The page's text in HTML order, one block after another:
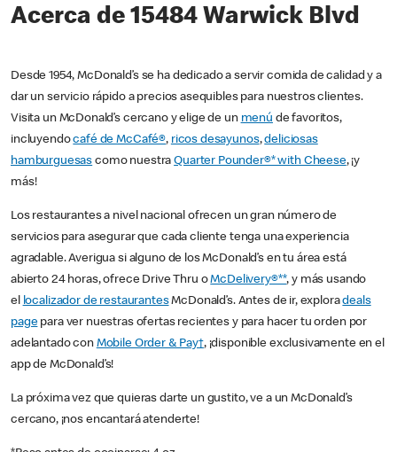
Acerca de 15484 Warwick Blvd
Desde 1954, McDonald’s se ha dedicado a servir comida de calidad y a
dar un servicio rápido a precios asequibles para nuestros clientes.
Visita un McDonald’s cercano y elige de un menú de favoritos,
incluyendocafé de McCafé®, ricos desayunos,deliciosas
hamburguesas como nuestraQuarter Pounder®* with Cheese, ¡y
más!
Los restaurantes a nivel nacional ofrecen un gran número de
servicios para asegurar que cada cliente tenga una experiencia
agradable. Averigua si alguno de los McDonald’s en tu área está
abierto 24 horas, ofrece Drive Thru oMcDelivery®**, y más usando
el localizador de restaurantesMcDonald’s. Antes de ir, exploradeals
pagepara ver nuestras ofertas recientes y para hacer tu orden por
adelantado con Mobile Order & Pay†, ¡disponible exclusivamente en el
app de McDonald’s!
La próxima vez que quieras darte un gustito, ve a un McDonald’s
cercano, ¡nos encantará atenderte!